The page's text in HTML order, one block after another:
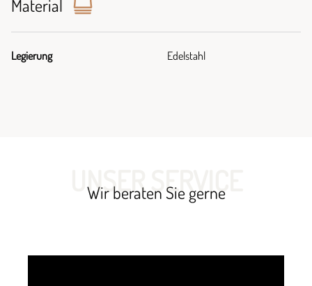
Material
Legierung Edelstahl
UNSER SERVICE
Wir beraten Sie gerne